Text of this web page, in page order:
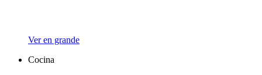
Ver en grande
Cocina